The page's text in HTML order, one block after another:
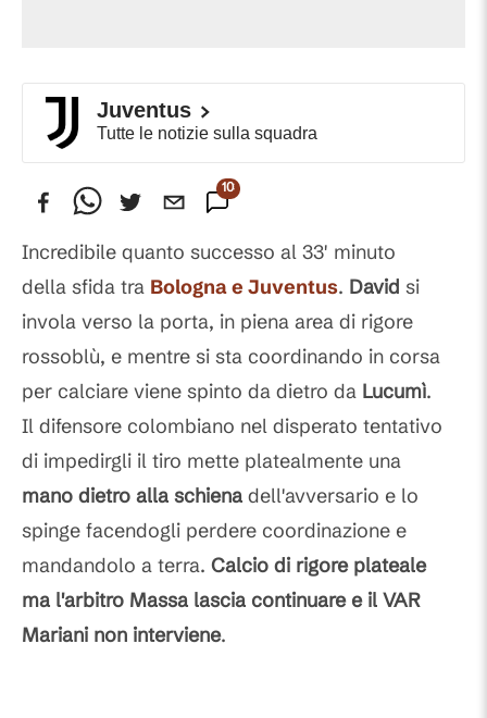
Juventus
Tutte le notizie sulla squadra
103
Incredibile quanto successo al 33' minuto
della sfida tra Bologna e Juventus. David si
invola verso la porta, in piena area di rigore
rossoblù, e mentre si sta coordinando in corsa
per calciare viene spinto da dietro da Lucumì.
Il difensore colombiano nel disperato tentativo
di impedirgli il tiro mette platealmente una
mano dietro alla schiena dell'avversario e lo
spinge facendogli perdere coordinazione e
mandandolo a terra. Calcio di rigore plateale
ma l'arbitro Massa lascia continuare e il VAR
Mariani non interviene.